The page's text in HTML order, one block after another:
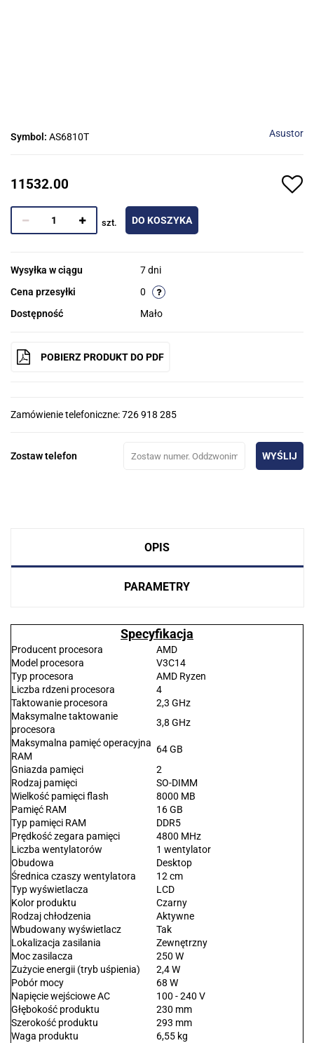
Symbol: AS6810T Asustor
11532.00
szt. DO KOSZYKA
Wysyłka w ciągu
7 dni
Cena przesyłki
0
Dostępność
Mało
POBIERZ PRODUKT DO PDF
Zamówienie telefoniczne: 726 918 285
Zostaw telefon WYŚLIJ
OPIS
PARAMETRY
Specyfikacja
Producent procesora
AMD
Model procesora
V3C14
Typ procesora
AMD Ryzen
Liczba rdzeni procesora
4
Taktowanie procesora
2,3 GHz
Maksymalne taktowanie
procesora
3,8 GHz
Maksymalna pamięć operacyjna
RAM
64 GB
Gniazda pamięci
2
Rodzaj pamięci
SO-DIMM
Wielkość pamięci flash
8000 MB
Pamięć RAM
16 GB
Typ pamięci RAM
DDR5
Prędkość zegara pamięci
4800 MHz
Liczba wentylatorów
1 wentylator
Obudowa
Desktop
Średnica czaszy wentylatora
12 cm
Typ wyświetlacza
LCD
Kolor produktu
Czarny
Rodzaj chłodzenia
Aktywne
Wbudowany wyświetlacz
Tak
Lokalizacja zasilania
Zewnętrzny
Moc zasilacza
250 W
Zużycie energii (tryb uśpienia)
2,4 W
Pobór mocy
68 W
Napięcie wejściowe AC
100 - 240 V
Głębokość produktu
230 mm
Szerokość produktu
293 mm
Waga produktu
6,55 kg